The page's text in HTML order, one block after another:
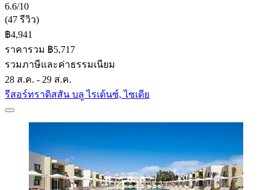
6.6/10
(47 รีวิว)
฿4,941
ราคารวม ฿5,717
รวมภาษีและค่าธรรมเนียม
28 ส.ค. - 29 ส.ค.
รีสอร์ทราดิสสัน บลู ไรเด้นซ์, ไซเดีย